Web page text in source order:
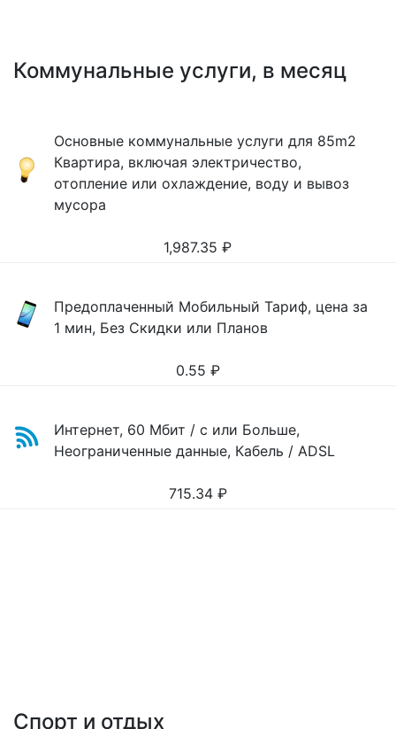
Коммунальные услуги, в месяц
Основные коммунальные услуги для 85m2
Квартира, включая электричество,
отопление или охлаждение, воду и вывоз
мусора
1,987.35 ₽
Предоплаченный Мобильный Тариф, цена за
1 мин, Без Скидки или Планов
0.55 ₽
Интернет, 60 Мбит / с или Больше,
Неограниченные данные, Кабель / ADSL
715.34 ₽
Спорт и отдых